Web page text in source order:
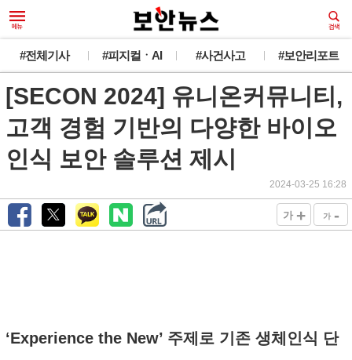
#전체기사 #피지컬ㆍAI #사건사고 #보안리포트
[SECON 2024] 유니온커뮤니티,
고객 경험 기반의 다양한 바이오
인식 보안 솔루션 제시
2024-03-25 16:28
가 + 가 -
‘Experience the New’ 주제로 기존 생체인식 단